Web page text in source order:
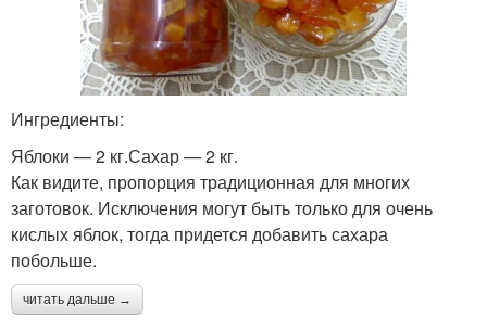
Ингредиенты:
Яблоки — 2 кг.Сахар — 2 кг.
Как видите, пропорция традиционная для многих
заготовок. Исключения могут быть только для очень
кислых яблок, тогда придется добавить сахара
побольше.
читать дальше →